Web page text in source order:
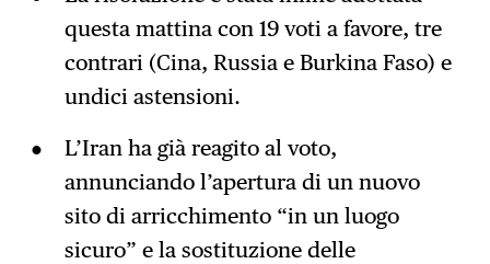
questa mattina con 19 voti a favore, tre
contrari (Cina, Russia e Burkina Faso) e
undici astensioni.
L’Iran ha già reagito al voto,
annunciando l’apertura di un nuovo
sito di arricchimento “in un luogo
sicuro” e la sostituzione delle